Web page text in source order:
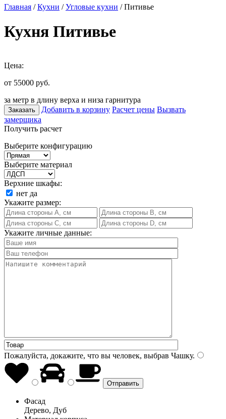
Главная /Кухни /Угловые кухни / Питивье
Кухня Питивье
Цена:
от 55000 руб.
за метр в длину верха и низа гарнитура
Заказать Добавить в корзину Расчет цены Вызвать
замерщика
Получить расчет
Выберите конфигурацию
Выберите материал
Верхние шкафы:
нет да
Укажите размер:
Укажите личные данные:
Пожалуйста, докажите, что вы человек, выбрав Чашку.
Фасад
Дерево, Дуб